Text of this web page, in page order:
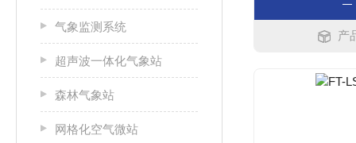
气象监测系统
超声波一体化气象站
森林气象站
网格化空气微站
产